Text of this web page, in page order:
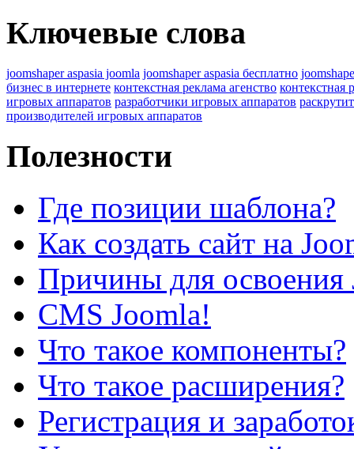
Ключевые слова
joomshaper aspasia joomla joomshaper aspasia бесплатно
бизнес в интернете контекстная реклама агенство контекстная
игровых аппаратов разработчики игровых аппаратов
производителей игровых аппаратов
Полезности
Где позиции шаблона?
Как создать сайт на
Причины для освоения
CMS Joomla!
Что такое компоненты?
Что такое расширения?
Регистрация и